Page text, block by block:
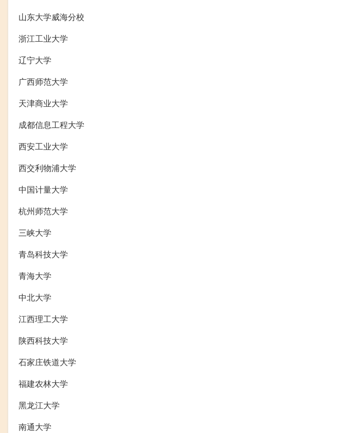
山东大学威海分校
浙江工业大学
辽宁大学
广西师范大学
天津商业大学
成都信息工程大学
西安工业大学
西交利物浦大学
中国计量大学
杭州师范大学
三峡大学
青岛科技大学
青海大学
中北大学
江西理工大学
陕西科技大学
石家庄铁道大学
福建农林大学
黑龙江大学
南通大学